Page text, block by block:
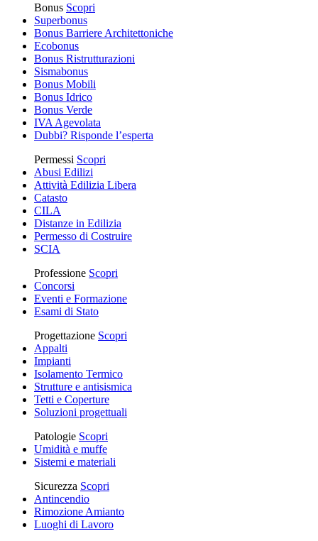
Bonus Scopri
Superbonus
Bonus Barriere Architettoniche
Ecobonus
Bonus Ristrutturazioni
Sismabonus
Bonus Mobili
Bonus Idrico
Bonus Verde
IVA Agevolata
Dubbi? Risponde l’esperta
Permessi Scopri
Abusi Edilizi
Attività Edilizia Libera
Catasto
CILA
Distanze in Edilizia
Permesso di Costruire
SCIA
Professione Scopri
Concorsi
Eventi e Formazione
Esami di Stato
Progettazione Scopri
Appalti
Impianti
Isolamento Termico
Strutture e antisismica
Tetti e Coperture
Soluzioni progettuali
Patologie Scopri
Umidità e muffe
Sistemi e materiali
Sicurezza Scopri
Antincendio
Rimozione Amianto
Luoghi di Lavoro